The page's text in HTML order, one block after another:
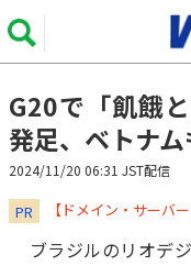
G20で「飢餓
発足、ベトナ
2024/11/20 06:31 JST配信
PR 【ドメイン・サーバ
ブラジルのリオデ